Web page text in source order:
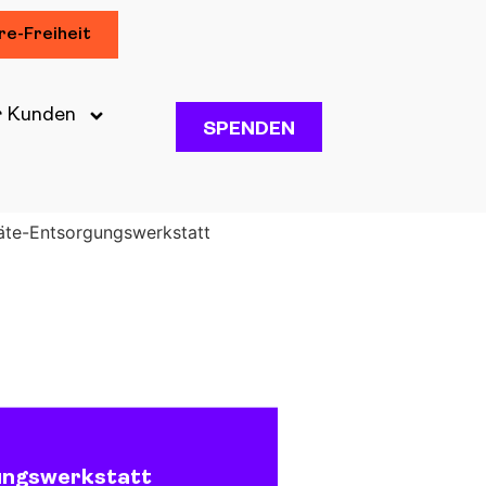
Freiheit
Kunden
SPENDEN
Entsorgungswerkstatt